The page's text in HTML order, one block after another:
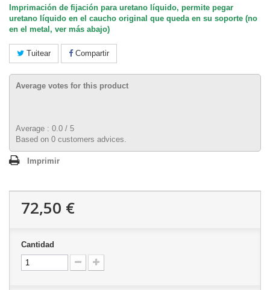
Imprimación de fijación para uretano líquido, permite pegar
uretano líquido en el caucho original que queda en su soporte (no
en el metal, ver más abajo)
Tuitear Compartir
Average votes for this product
Average : 0.0 / 5
Based on 0 customers advices.
Imprimir
72,50 €
Cantidad